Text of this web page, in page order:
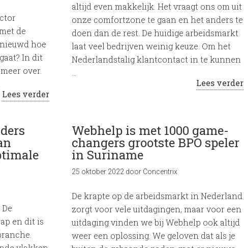
de
hoe
In dit
over.
Lees verder
altijd even makkelijk. Het vraagt ons om uit
onze comfortzone te gaan en het anders te
doen dan de rest. De huidige arbeidsmarkt
laat veel bedrijven weinig keuze. Om het
Nederlandstalig klantcontact in te kunnen
Lees verder
en dit is
Webhelp is met 1000 game-
changers grootste BPO speler
in Suriname
25 oktober 2022 door Concentrix
De krapte op de arbeidsmarkt in Nederland
zorgt voor vele uitdagingen, maar voor een
uitdaging vinden we bij Webhelp ook altijd
weer een oplossing. We geloven dat als je